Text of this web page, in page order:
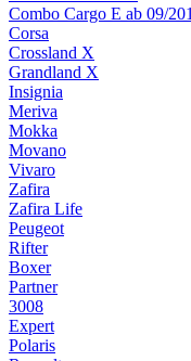
Combo Cargo E ab 09/
Corsa
Crossland X
Grandland X
Insignia
Meriva
Mokka
Movano
Vivaro
Zafira
Zafira Life
Peugeot
Rifter
Boxer
Partner
3008
Expert
Polaris